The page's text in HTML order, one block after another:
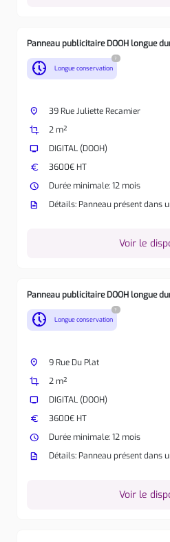
Panneau publicitaire DOOH longue
nest_clock_farsight_analog Longue conservation
?
place
39 Rue Juliette Recamier
crop
2 m²
tv
DIGITAL (DOOH)
euro
3600€ HT
watch_later
Durée minimale: 12 mois
description
Détails: Panneau présent dans
Voir le
Panneau publicitaire DOOH longue
nest_clock_farsight_analog Longue conservation
?
place
9 Rue Du Plat
crop
2 m²
tv
DIGITAL (DOOH)
euro
3600€ HT
watch_later
Durée minimale: 12 mois
description
Détails: Panneau présent dans
Voir le